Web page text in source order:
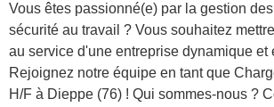
Vous êtes passionné(e) par la gestion
sécurité au travail ? Vous souhaitez
au service d'une entreprise dynamique et
Rejoignez notre équipe en tant que
H/F à Dieppe (76) ! Qui sommes-nous ?